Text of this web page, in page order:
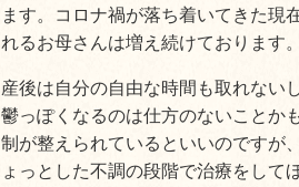
ます。コロナ禍が落ち着いてきた現
れるお母さんは増え続けております。
産後は自分の自由な時間も取れない
鬱っぽくなるのは仕方のないことか
制が整えられているといいのですが
ょっとした不調の段階で治療をして